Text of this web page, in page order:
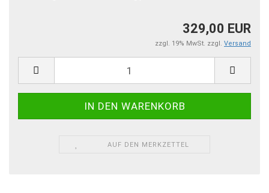
329,00 EUR
zzgl. 19% MwSt. zzgl. Versand
AUF DEN MERKZETTEL